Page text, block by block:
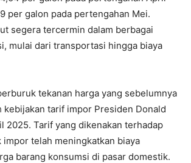
per galon pada pertengahan Mei.
segera tercermin dalam berbagai
mulai dari transportasi hingga biaya
tekanan harga yang sebelumnya
kebijakan tarif impor Presiden Donald
2025. Tarif yang dikenakan terhadap
impor telah meningkatkan biaya
barang konsumsi di pasar domestik.